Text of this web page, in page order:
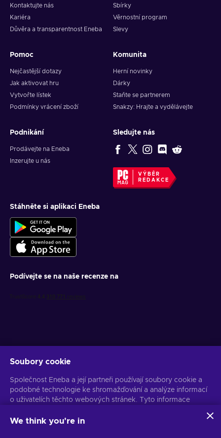
Kontaktujte nás
Kariéra
Důvěra a transparentnost Eneba
Sbírky
Věrnostní program
Slevy
Pomoc
Nejčastější dotazy
Jak aktivovat hru
Vytvořte lístek
Podmínky vrácení zboží
Komunita
Herní novinky
Dárky
Staňte se partnerem
Snakzy: Hrajte a vydělávejte
Podnikání
Prodávejte na Eneba
Inzerujte u nás
Sledujte nás
VÝBĚR
REDAKCE
Stáhněte si aplikaci Eneba
Podívejte se na naše recenze na
Získejte personalizované nabídky her
Předplatit
Z odběru se můžete kdykoli odhlásit. Více informací naleznete v
Soubory cookie
Společnost Eneba a její partneři používají soubory cookie a
podobné technologie ke shromažďování a analýze informací
o uživatelích těchto webových stránek. Tyto informace
stránkách. Vaše osobní údaje mohou být také použity k
We think you're in